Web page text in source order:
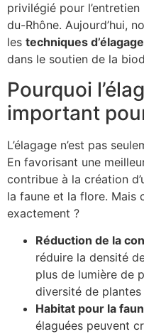
privilégié pour
du-Rhône. Aujourd’hui,
les techniques d’élagage
dans le soutien de la
Pourquoi
important
L’élagage n’est pas
En favorisant une
contribue à la création
la faune et la flore. Mais
exactement ?
Réduction de la
réduire la densité
plus de lumière de
diversité de plantes
Habitat pour la
élaguées peuvent